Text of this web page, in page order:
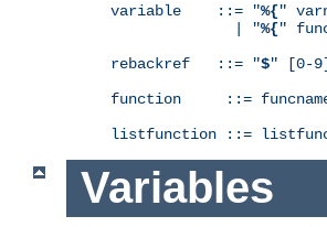
variable    ::= "%{"
              | "
%{"
rebackref   ::= "$" [0-9]
function     ::=
listfunction ::=
Variables